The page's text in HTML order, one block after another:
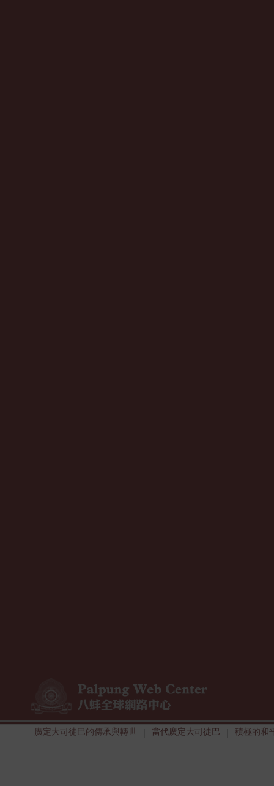
廣定大司徒巴的傳承與轉世 當代廣定大司徒巴 積極的和